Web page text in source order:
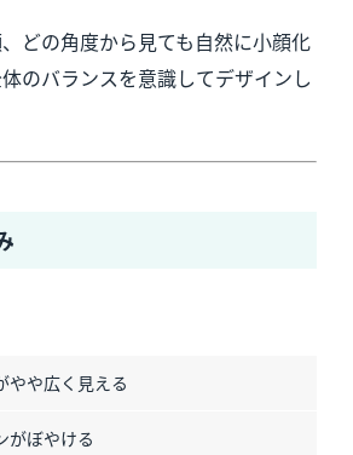
どの角度から見ても自然に小顔化
のバランスを意識してデザインし
やや広く見える
がぼやける